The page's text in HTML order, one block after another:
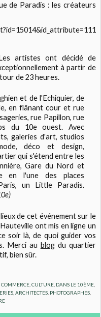
de Paradis : les créateurs
artistes ont décidé de
à partir de
de 23 heures.
et de l'Echiquier, de
en flânant cour et rue
rue Papillon, rue
du 10e ouest. Avec
galeries d'art, studios
déco et design,
qui s'étend entre les
Gare du Nord et
en l'une des places
un Little Paradis.
de cet événement sur le
ont mis en ligne un
soir là, de quoi guider vos
Merci au blogdu quartier
bien sûr.
COMMERCE, CULTURE, DANS LE 10ÈME,
,ARCHITECTES PHOTOGRAPHES